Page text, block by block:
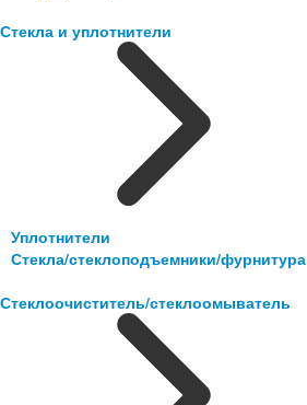
Стекла и уплотнители
Уплотнители
Стекла/стеклоподъемники/фурнитура
Стеклоочиститель/стеклоомыватель